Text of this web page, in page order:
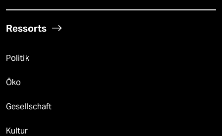
Ressorts
Politik
Öko
Gesellschaft
Kultur